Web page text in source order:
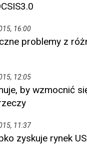
16:00
problemy z
12:05
by wzmocnić
11:37
zyskuje rynek